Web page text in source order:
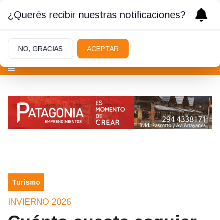
Turismo
INVIERNO 2026
¿Querés recibir nuestras notificaciones?
NO, GRACIAS ACEPTAR